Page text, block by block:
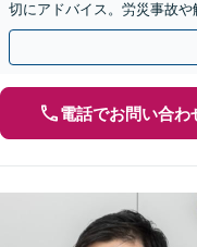
切にアドバイス。労災事故
を問わず豊富な経験があり
電話でお問い合わ